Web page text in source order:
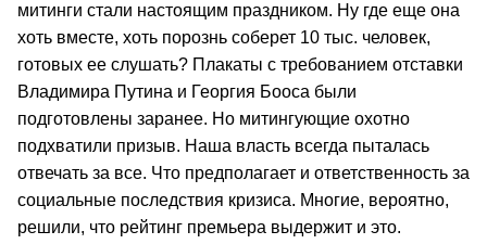
митинги стали настоящим праздником. Ну где еще она
хоть вместе, хоть порознь соберет 10 тыс. человек,
готовых ее слушать? Плакаты с требованием отставки
Владимира Путина и Георгия Бооса были
подготовлены заранее. Но митингующие охотно
подхватили призыв. Наша власть всегда пыталась
отвечать за все. Что предполагает и ответственность за
социальные последствия кризиса. Многие, вероятно,
решили, что рейтинг премьера выдержит и это.